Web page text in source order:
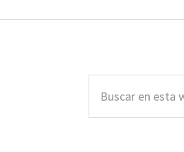
lateral
principal
esta